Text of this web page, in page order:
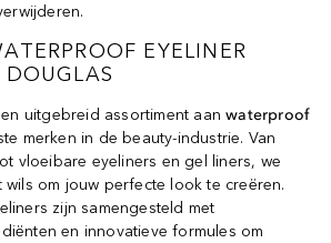
EYELINER
uitgebreid assortiment aanwaterproof
merken in de beauty-industrie. Van
vloeibare eyeliners en gel liners, we
om jouw perfecte look te creëren.
zijn samengesteld met
en innovatieve formules om